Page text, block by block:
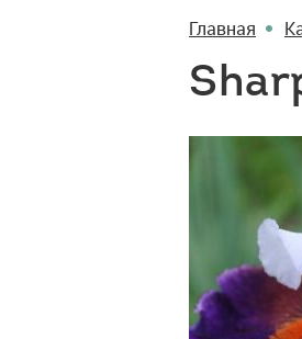
Главная
Sharpshooter